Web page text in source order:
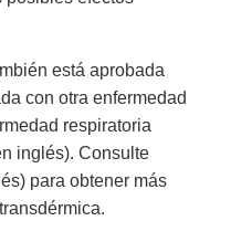
está aprobada
con otra enfermedad
respiratoria
inglés). Consulte
para obtener más